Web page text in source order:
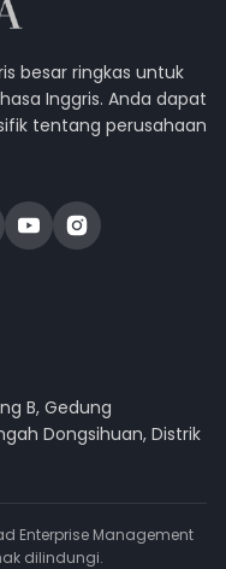
besar ringkas untuk
Inggris. Anda dapat
tentang perusahaan
B, Gedung
Dongsihuan, Distrik
Enterprise Management
dilindungi.